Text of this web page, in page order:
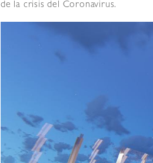
de la crisis del Coronavirus.